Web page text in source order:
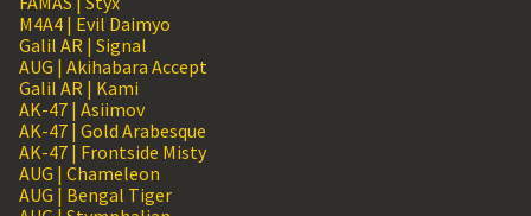
M4A4 | Evil Daimyo
Galil AR | Signal
AUG | Akihabara Accept
Galil AR | Kami
AK-47 | Asiimov
AK-47 | Gold Arabesque
AK-47 | Frontside Misty
AUG | Chameleon
AUG | Bengal Tiger